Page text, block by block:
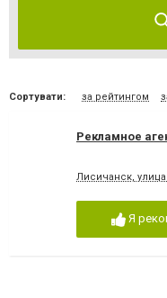
Сортувати: за рейтингом
Рекламное
Лисичанск, улица
Я